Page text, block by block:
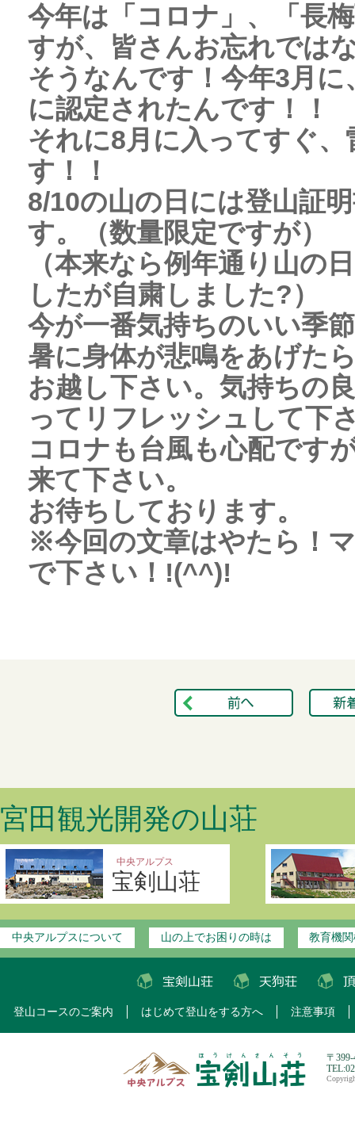
今年は「コロナ」、「長
すが、皆さんお忘れでは
そうなんです！今年3月
に認定されたんです！！
それに8月に入ってすぐ
す！！
8/10の山の日には登山証
す。（数量限定ですが）
（本来なら例年通り山の
したが自粛しました?）
今が一番気持ちのいい季
暑に身体が悲鳴をあげた
お越し下さい。気持ちの
ってリフレッシュして下
コロナも台風も心配です
来て下さい。
お待ちしております。
※今回の文章はやたら！
で下さい！!(^^)!
宮田観光開発の山荘
中央アルプス
宝剣山荘
中央アルプスについて 山の上でお困りの時は 教育機
登山コースのご案内 はじめて登山をする方へ 注意事項
〒